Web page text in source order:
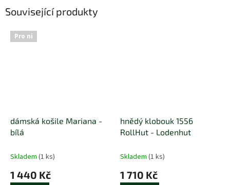
Související produkty
Pro ni
dámská košile Mariana -
bílá
Skladem (1 ks)
1 440 Kč
hnědý klobouk 1556
RollHut - Lodenhut
Skladem (1 ks)
1 710 Kč